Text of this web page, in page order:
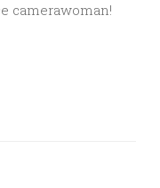
camerawoman!